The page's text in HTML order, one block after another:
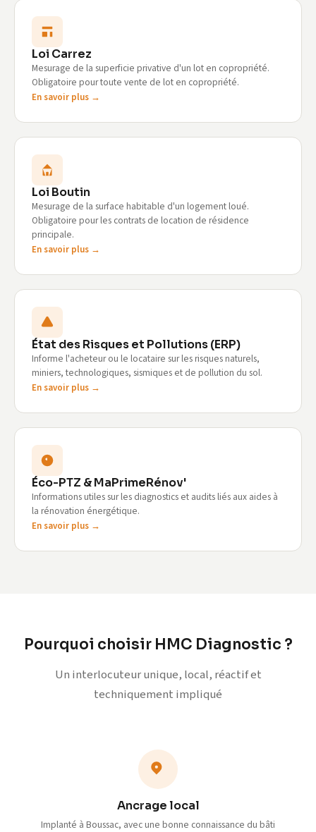
Loi Carrez
Mesurage de la superficie privative d'un lot en copropriété.
Obligatoire pour toute vente de lot en copropriété.
En savoir plus →
Loi Boutin
Mesurage de la surface habitable d'un logement loué.
Obligatoire pour les contrats de location de résidence
principale.
En savoir plus →
État des Risques et Pollutions (ERP)
Informe l'acheteur ou le locataire sur les risques naturels,
miniers, technologiques, sismiques et de pollution du sol.
En savoir plus →
Éco-PTZ & MaPrimeRénov'
Informations utiles sur les diagnostics et audits liés aux aides à
la rénovation énergétique.
En savoir plus →
Pourquoi choisir HMC Diagnostic ?
Un interlocuteur unique, local, réactif et
techniquement impliqué
Ancrage local
Implanté à Boussac, avec une bonne connaissance du bâti